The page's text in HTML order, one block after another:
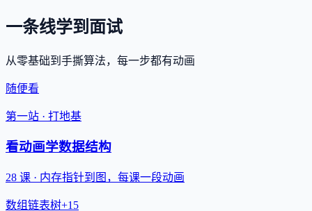
一条线学到面试
从零基础到手撕算法，每一步都有动画
随便看
第一站 · 打地基
看动画学数据结构
28 课 · 内存指针到图，每课一段动画
数组链表树+15